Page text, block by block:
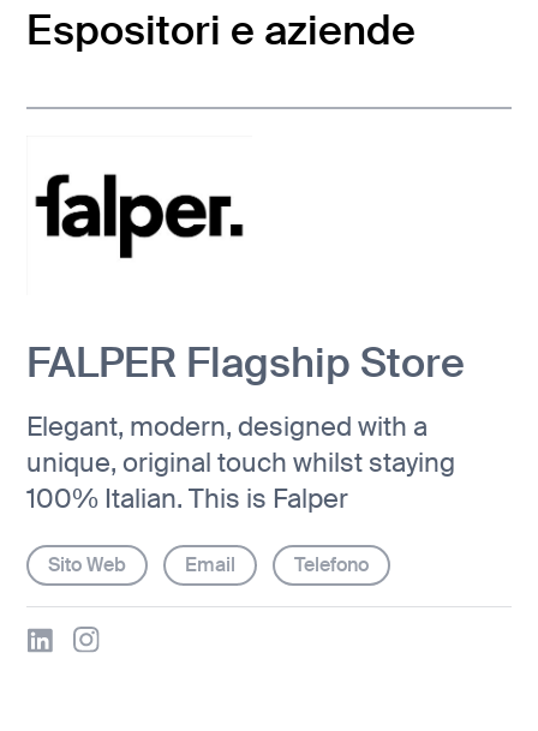
Espositori e aziende
FALPER Flagship Store
Elegant, modern, designed with a
unique, original touch whilst staying
100% Italian. This is Falper
Sito Web Email Telefono